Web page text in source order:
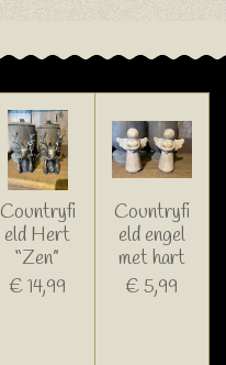
Countryfi
eld Hert
“Zen”
€ 14,99
Countryfi
eld engel
met hart
€ 5,99